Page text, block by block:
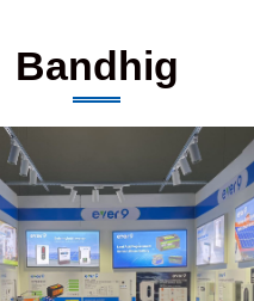
Bandhig